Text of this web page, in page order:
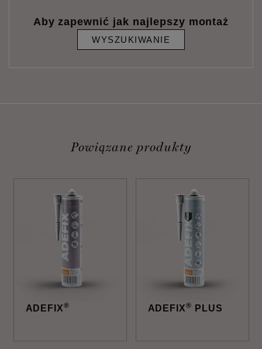
Aby zapewnić jak najlepszy montaż
WYSZUKIWANIE
Powiązane produkty
ADEFIX® ADEFIX® PLUS